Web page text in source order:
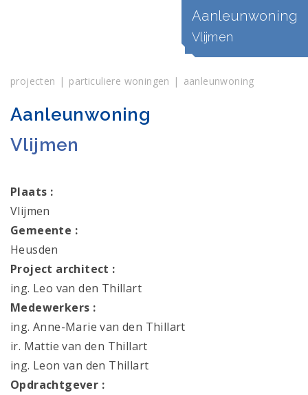
Aanleunwoning
Vlijmen
projecten particuliere woningen aanleunwoning
Aanleunwoning
Vlijmen
Plaats :
Vlijmen
Gemeente :
Heusden
Project architect :
ing. Leo van den Thillart
Medewerkers :
ing. Anne-Marie van den Thillart
ir. Mattie van den Thillart
ing. Leon van den Thillart
Opdrachtgever :